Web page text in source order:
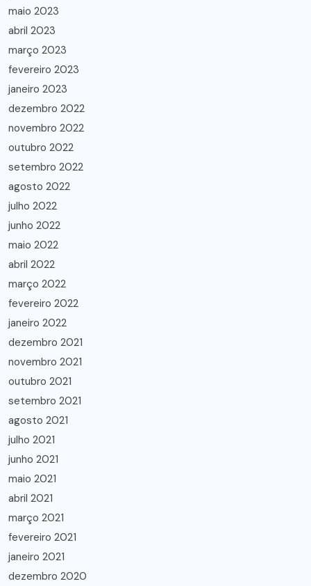
maio 2023
abril 2023
março 2023
fevereiro 2023
janeiro 2023
dezembro 2022
novembro 2022
outubro 2022
setembro 2022
agosto 2022
julho 2022
junho 2022
maio 2022
abril 2022
março 2022
fevereiro 2022
janeiro 2022
dezembro 2021
novembro 2021
outubro 2021
setembro 2021
agosto 2021
julho 2021
junho 2021
maio 2021
abril 2021
março 2021
fevereiro 2021
janeiro 2021
dezembro 2020